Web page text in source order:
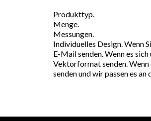
Produkttyp.
Menge.
Messungen.
Individuelles Design. Wenn
E-Mail senden. Wenn es
Vektorformat senden. Wenn
senden und wir passen es